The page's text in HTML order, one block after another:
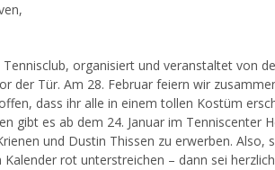
organisiert und veranstaltet von
der Tür. Am 28. Februar feiern wir
dass ihr alle in einem tollen Kostüm
gibt es ab dem 24. Januar im Tenniscenter
und Dustin Thissen zu erwerben. Also,
rot unterstreichen – dann sei